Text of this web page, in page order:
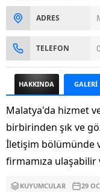
ADRES
TELEFON
HAKKINDA GALERİ
Malatya'da hizmet
birbirinden şık ve
İletişim bölümünde
firmamıza
KUYUMCULAR 29